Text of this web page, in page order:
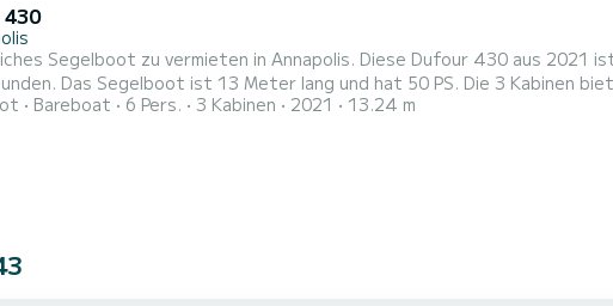
Segelboot zu vermieten in Annapolis. Diese Dufour 430 aus 2021
bieten Platz für 6 Passagiere bei Fahrten. Diese
2 Toiletten mit Dusche ausgestattet. Dieses Boot ist mit einem Lattengroßsegel und einer Rollgenua
Bareboat 6 Pers. 3 Kabinen 2021 13.24 m